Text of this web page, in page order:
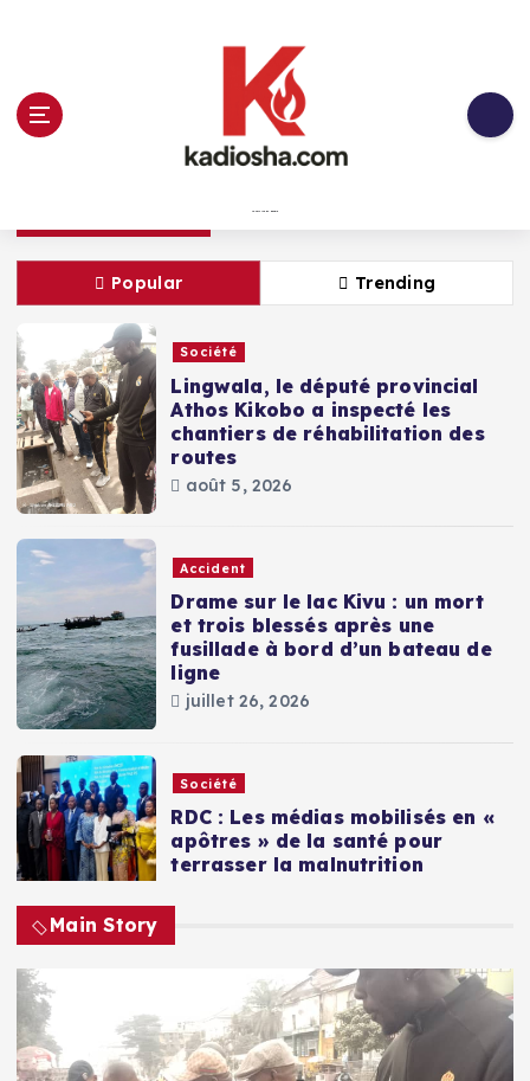
Au service du peuple
pour terrasser la malnutrition
Popular Trending
Société
Lingwala, le député provincial
Athos Kikobo a inspecté les
chantiers de réhabilitation des
routes
août 5, 2026
Accident
Drame sur le lac Kivu : un mort
et trois blessés après une
fusillade à bord d’un bateau de
ligne
juillet 26, 2026
Société
RDC : Les médias mobilisés en «
apôtres » de la santé pour
terrasser la malnutrition
Main Story